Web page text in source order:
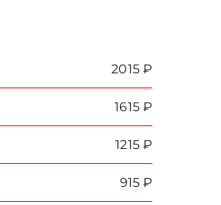
2015 ₽
1615 ₽
1215 ₽
915 ₽